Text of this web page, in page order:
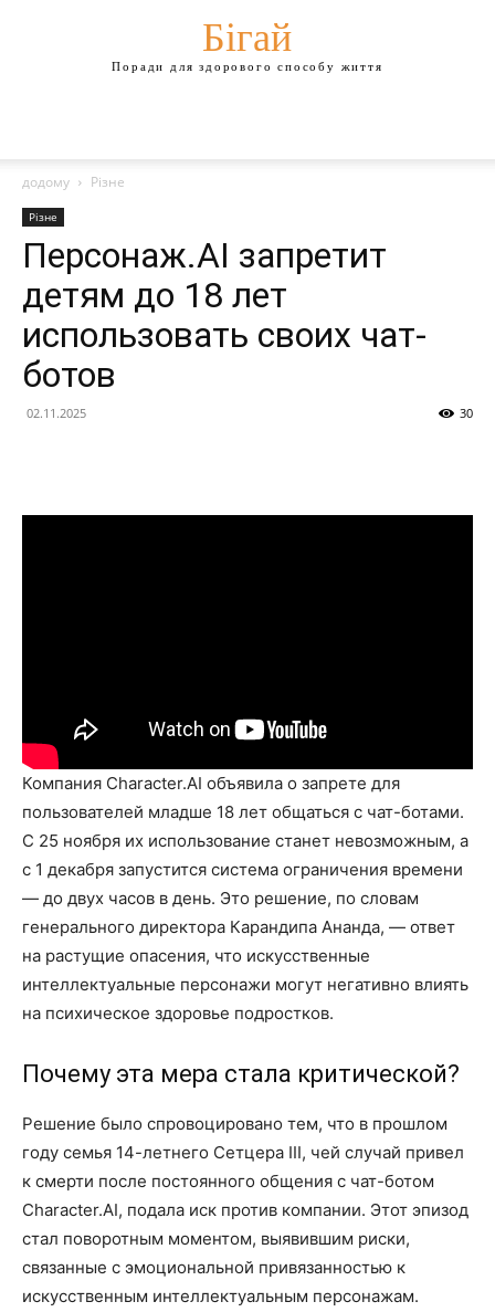
Бігай
Поради для здорового способу життя
додому Різне
Різне
Персонаж.AI запретит
детям до 18 лет
использовать своих чат-
ботов
02.11.2025 30
Компания Character.AI объявила о запрете для
пользователей младше 18 лет общаться с чат-ботами.
С 25 ноября их использование станет невозможным, а
с 1 декабря запустится система ограничения времени
— до двух часов в день. Это решение, по словам
генерального директора Карандипа Ананда, — ответ
на растущие опасения, что искусственные
интеллектуальные персонажи могут негативно влиять
на психическое здоровье подростков.
Почему эта мера стала критической?
Решение было спровоцировано тем, что в прошлом
году семья 14-летнего Сетцера III, чей случай привел
к смерти после постоянного общения с чат-ботом
Character.AI, подала иск против компании. Этот эпизод
стал поворотным моментом, выявившим риски,
связанные с эмоциональной привязанностью к
искусственным интеллектуальным персонажам.